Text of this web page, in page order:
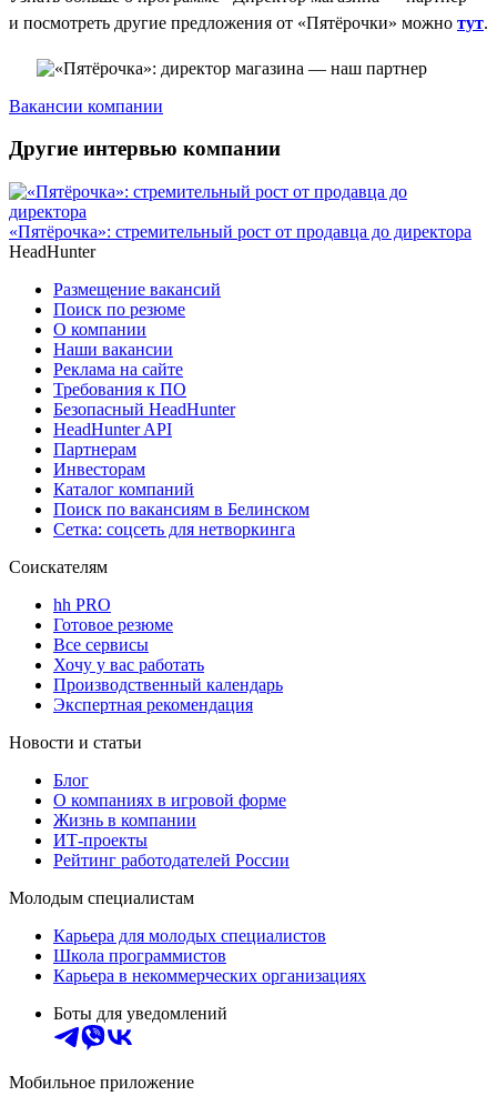
и посмотреть другие предложения от «Пятёрочки» можно тут.
Вакансии компании
Другие интервью компании
«Пятёрочка»: стремительный рост от продавца до директора
HeadHunter
Размещение вакансий
Поиск по резюме
О компании
Наши вакансии
Реклама на сайте
Требования к ПО
Безопасный HeadHunter
HeadHunter API
Партнерам
Инвесторам
Каталог компаний
Поиск по вакансиям в Белинском
Сетка: соцсеть для нетворкинга
Соискателям
hh PRO
Готовое резюме
Все сервисы
Хочу у вас работать
Производственный календарь
Экспертная рекомендация
Новости и статьи
Блог
О компаниях в игровой форме
Жизнь в компании
ИТ-проекты
Рейтинг работодателей России
Молодым специалистам
Карьера для молодых специалистов
Школа программистов
Карьера в некоммерческих организациях
Боты для уведомлений
Мобильное приложение